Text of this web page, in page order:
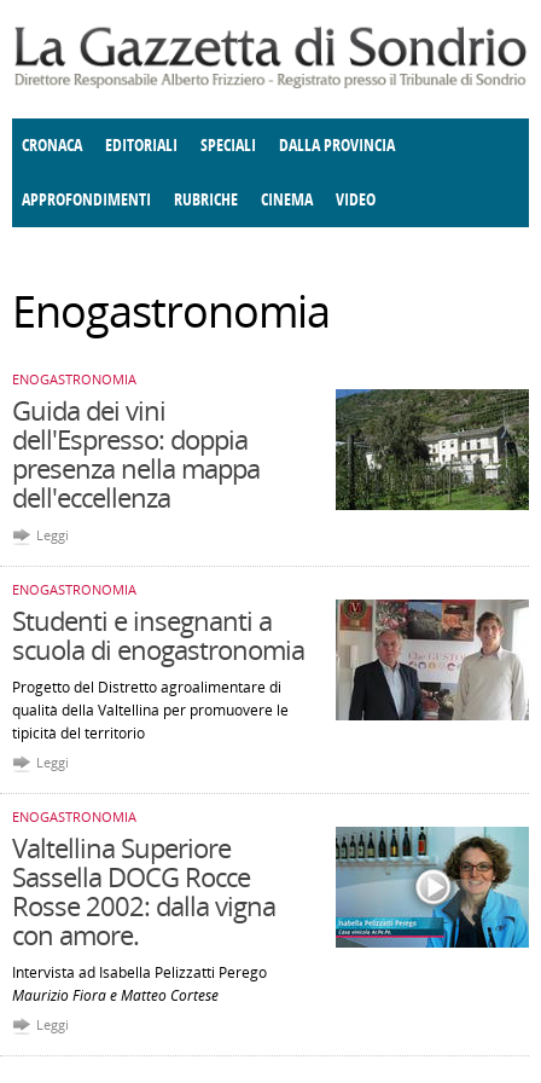
CRONACA EDITORIALI SPECIALI DALLA PROVINCIA
APPROFONDIMENTI
E SPETTACOLI POLITICA
RUBRICHE
ANGOLO DELLE IDEE FATTI DELLO SPIRITO
CINEMA VIDEO
Enogastronomia
ENOGASTRONOMIA
Guida dei vini
dell'Espresso: doppia
presenza nella mappa
dell'eccellenza
Leggi
ENOGASTRONOMIA
Studenti e insegnanti a
scuola di enogastronomia
Progetto del Distretto agroalimentare di
qualità della Valtellina per promuovere le
tipicità del territorio
Leggi
ENOGASTRONOMIA
Valtellina Superiore
Sassella DOCG Rocce
Rosse 2002: dalla vigna
con amore.
Intervista ad Isabella Pelizzatti Perego
Maurizio Fiora e Matteo Cortese
Leggi